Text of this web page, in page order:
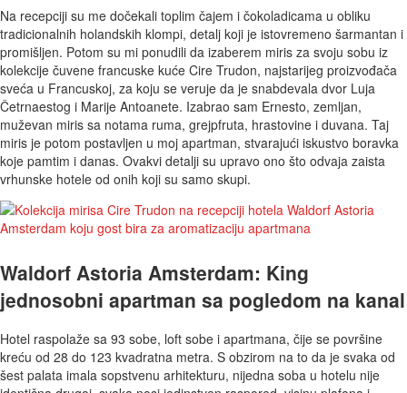
Na recepciji su me dočekali toplim čajem i čokoladicama u obliku
tradicionalnih holandskih klompi, detalj koji je istovremeno šarmantan i
promišljen. Potom su mi ponudili da izaberem miris za svoju sobu iz
kolekcije čuvene francuske kuće Cire Trudon, najstarijeg proizvođača
sveća u Francuskoj, za koju se veruje da je snabdevala dvor Luja
Četrnaestog i Marije Antoanete. Izabrao sam Ernesto, zemljan,
muževan miris sa notama ruma, grejpfruta, hrastovine i duvana. Taj
miris je potom postavljen u moj apartman, stvarajući iskustvo boravka
koje pamtim i danas. Ovakvi detalji su upravo ono što odvaja zaista
vrhunske hotele od onih koji su samo skupi.
Waldorf Astoria Amsterdam: King
jednosobni apartman sa pogledom na kanal
Hotel raspolaže sa 93 sobe, loft sobe i apartmana, čije se površine
kreću od 28 do 123 kvadratna metra. S obzirom na to da je svaka od
šest palata imala sopstvenu arhitekturu, nijedna soba u hotelu nije